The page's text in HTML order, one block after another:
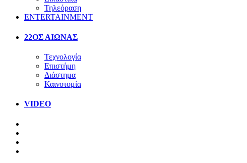
Τηλεόραση
ENTERTAINMENT
22ΟΣ ΑΙΩΝΑΣ
Τεχνολογία
Επιστήμη
Διάστημα
Καινοτομία
VIDEO